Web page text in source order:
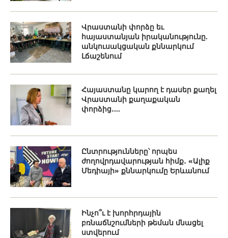
Վրաստանի փորձը եւ
հայաստանյան իրականությունը.
անկուսակցական քննարկում
Լճաշենում
Հայաստանը կարող է դասեր քաղել
Վրաստանի քաղաքական
փորձից․...
Ընտրությունները՝ որպես
ժողովրդավարության հիմք․ «Ալիք
Մեդիայի» քննարկումը Երևանում
Ինչո՞ւ է խորհրդային
բռնաճնշումների թեման մնացել
ստվերում